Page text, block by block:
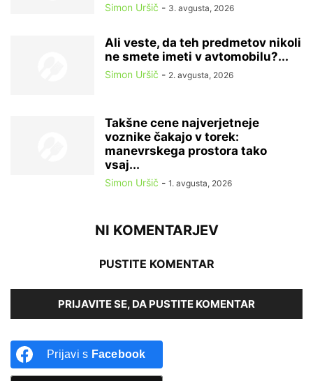
Simon Uršič - 3. avgusta, 2026
Ali veste, da teh predmetov nikoli
ne smete imeti v avtomobilu?...
Simon Uršič - 2. avgusta, 2026
Takšne cene najverjetneje
voznike čakajo v torek:
manevrskega prostora tako
vsaj...
Simon Uršič - 1. avgusta, 2026
NI KOMENTARJEV
PUSTITE KOMENTAR
PRIJAVITE SE, DA PUSTITE KOMENTAR
Prijavi s Facebook